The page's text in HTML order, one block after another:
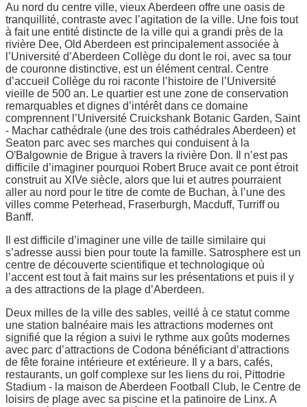
Au nord du centre ville, vieux Aberdeen offre une oasis de
tranquillité, contraste avec l’agitation de la ville. Une fois tout
à fait une entité distincte de la ville qui a grandi près de la
rivière Dee, Old Aberdeen est principalement associée à
l’Université d’Aberdeen Collège du dont le roi, avec sa tour
de couronne distinctive, est un élément central. Centre
d’accueil Collège du roi raconte l’histoire de l’Université
vieille de 500 an. Le quartier est une zone de conservation
remarquables et dignes d’intérêt dans ce domaine
comprennent l’Université Cruickshank Botanic Garden, Saint
- Machar cathédrale (une des trois cathédrales Aberdeen) et
Seaton parc avec ses marches qui conduisent à la
O'Balgownie de Brigue à travers la rivière Don. Il n’est pas
difficile d’imaginer pourquoi Robert Bruce avait ce pont étroit
construit au XIVe siècle, alors que lui et autres pourraient
aller au nord pour le titre de comte de Buchan, à l’une des
villes comme Peterhead, Fraserburgh, Macduff, Turriff ou
Banff.
Il est difficile d’imaginer une ville de taille similaire qui
s’adresse aussi bien pour toute la famille. Satrosphere est un
centre de découverte scientifique et technologique où
l’accent est tout à fait mains sur les présentations et puis il y
a des attractions de la plage d’Aberdeen.
Deux milles de la ville des sables, veillé à ce statut comme
une station balnéaire mais les attractions modernes ont
signifié que la région a suivi le rythme aux goûts modernes
avec parc d’attractions de Codona bénéficiant d’attractions
de fête foraine intérieure et extérieure. Il y a bars, cafés,
restaurants, un golf complexe sur les liens du roi, Pittodrie
Stadium - la maison de Aberdeen Football Club, le Centre de
loisirs de plage avec sa piscine et la patinoire de Linx. A